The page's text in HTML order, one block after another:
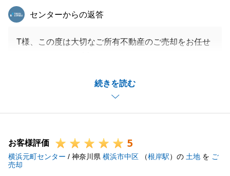
続きを読む
東急リバブル
センターからの返答
T様、この度は大切なご所有不動産のご売却をお任せ
事お取引を終えることができました。
この度のT様とのお取引を糧に、お客様にご満足いた
だけるよう精進いたします。
なくご連絡くださいませ。
この度は誠にありがとうございました。
お客様評価 5
横浜元町センター / 神奈川県 横浜市中区 （根岸駅）の 土地 を ご
売却